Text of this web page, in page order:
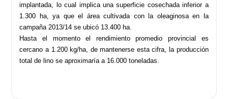
implantada, lo cual implica una superficie cosechada inferior a
1.300 ha, ya que el área cultivada con la oleaginosa en la
campaña 2013/14 se ubicó 13.400 ha.
Hasta el momento el rendimiento promedio provincial es
cercano a 1.200 kg/ha, de mantenerse esta cifra, la producción
total de lino se aproximaría a 16.000 toneladas.